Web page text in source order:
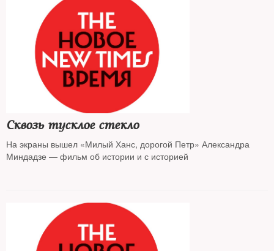
Сквозь тусклое стекло
На экраны вышел «Милый Ханс, дорогой Петр» Александра
Миндадзе — фильм об истории и с историей